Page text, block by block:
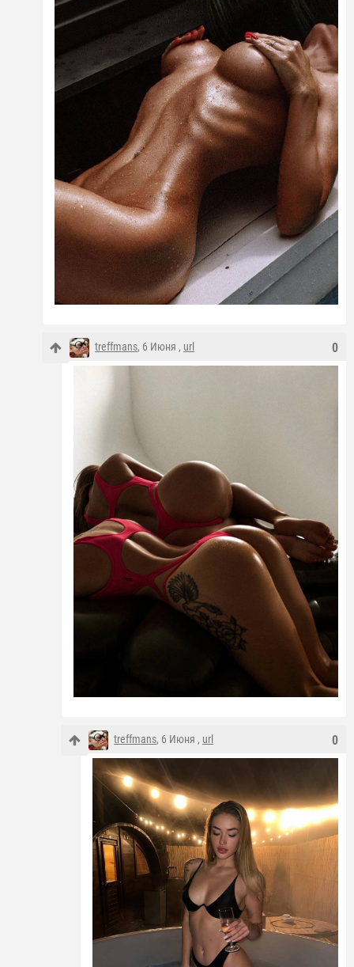
0
treffmans, 6 Июня , url
0
treffmans, 6 Июня , url